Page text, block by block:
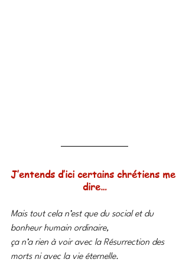
J’entends d’ici certains chrétiens me
dire…
Mais tout cela n’est que du social et du
bonheur humain ordinaire,
ça n’a rien à voir avec la Résurrection des
morts ni avec la vie éternelle.